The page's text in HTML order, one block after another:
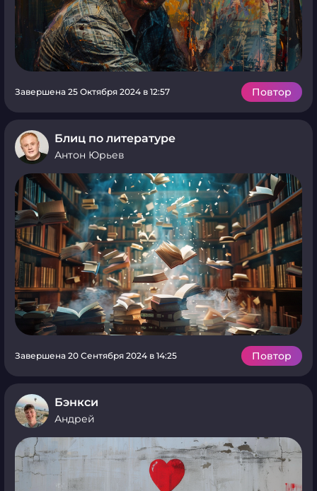
Завершена 25 Октября 2024 в 12:57 Повтор
Блиц по литературе
Антон Юрьев
Завершена 20 Сентября 2024 в 14:25 Повтор
Бэнкси
Андрей